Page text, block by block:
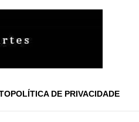
POLÍTICA DE PRIVACIDADE